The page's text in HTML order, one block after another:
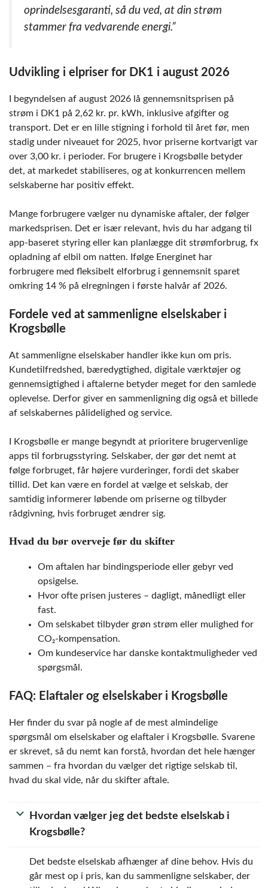
oprindelsesgaranti, så du ved, at din strøm
stammer fra vedvarende energi.”
Udvikling i elpriser for DK1 i august 2026
I begyndelsen af august 2026 lå gennemsnitsprisen på
strøm i DK1 på 2,62 kr. pr. kWh, inklusive afgifter og
transport. Det er en lille stigning i forhold til året før, men
stadig under niveauet for 2025, hvor priserne kortvarigt var
over 3,00 kr. i perioder. For brugere i Krogsbølle betyder
det, at markedet stabiliseres, og at konkurrencen mellem
selskaberne har positiv effekt.
Mange forbrugere vælger nu dynamiske aftaler, der følger
markedsprisen. Det er især relevant, hvis du har adgang til
app-baseret styring eller kan planlægge dit strømforbrug, fx
opladning af elbil om natten. Ifølge Energinet har
forbrugere med fleksibelt elforbrug i gennemsnit sparet
omkring 14 % på elregningen i første halvår af 2026.
Fordele ved at sammenligne elselskaber i
Krogsbølle
At sammenligne elselskaber handler ikke kun om pris.
Kundetilfredshed, bæredygtighed, digitale værktøjer og
gennemsigtighed i aftalerne betyder meget for den samlede
oplevelse. Derfor giver en sammenligning dig også et billede
af selskabernes pålidelighed og service.
I Krogsbølle er mange begyndt at prioritere brugervenlige
apps til forbrugsstyring. Selskaber, der gør det nemt at
følge forbruget, får højere vurderinger, fordi det skaber
tillid. Det kan være en fordel at vælge et selskab, der
samtidig informerer løbende om priserne og tilbyder
rådgivning, hvis forbruget ændrer sig.
Hvad du bør overveje før du skifter
Om aftalen har bindingsperiode eller gebyr ved
opsigelse.
Hvor ofte prisen justeres – dagligt, månedligt eller
fast.
Om selskabet tilbyder grøn strøm eller mulighed for
CO₂-kompensation.
Om kundeservice har danske kontaktmuligheder ved
spørgsmål.
FAQ: Elaftaler og elselskaber i Krogsbølle
Her finder du svar på nogle af de mest almindelige
spørgsmål om elselskaber og elaftaler i Krogsbølle. Svarene
er skrevet, så du nemt kan forstå, hvordan det hele hænger
sammen – fra hvordan du vælger det rigtige selskab til,
hvad du skal vide, når du skifter aftale.
Hvordan vælger jeg det bedste elselskab i
Krogsbølle?
Det bedste elselskab afhænger af dine behov. Hvis du
går mest op i pris, kan du sammenligne selskaber, der